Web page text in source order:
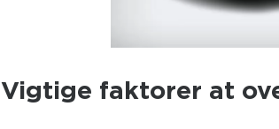
Vigtige faktorer at